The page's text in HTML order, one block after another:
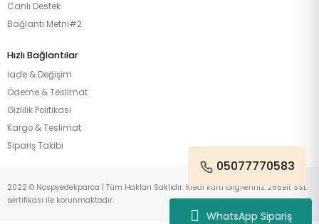
WhatsApp Sipariş
Canlı Destek
Bağlantı Metni#2
Hızlı Bağlantılar
İade & Değişim
Ödeme & Teslimat
Gizlilik Politikası
Kargo & Teslimat
Sipariş Takibi
05077770583
2022 © Nospyedekparca | Tüm Hakları Saklıdır. Kredi kartı bilgileriniz 256Bit SSL
sertifikası ile korunmaktadır.